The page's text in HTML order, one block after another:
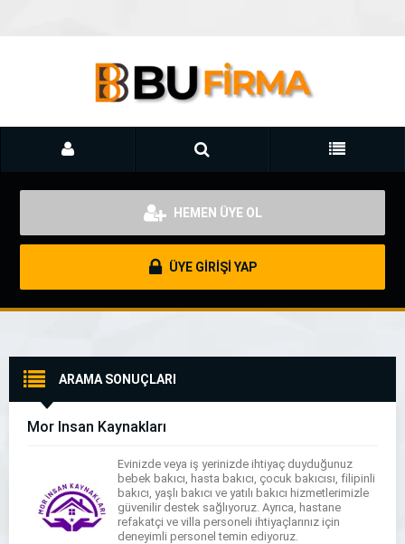
HEMEN ÜYE OL
ÜYE GİRİŞİ YAP
ARAMA SONUÇLARI
Mor İnsan Kaynakları
Evinizde veya iş yerinizde ihtiyaç duyduğunuz
bebek bakıcı, hasta bakıcı, çocuk bakıcısı, filipinli
bakıcı, yaşlı bakıcı ve yatılı bakıcı hizmetlerimizle
güvenilir destek sağlıyoruz. Ayrıca, hastane
refakatçi ve villa personeli ihtiyaçlarınız için
deneyimli personel temin ediyoruz.